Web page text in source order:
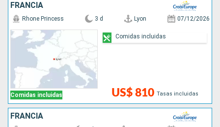
FRANCIA
Comidas incluidas
Rhone Princess 3 d Lyon 07/12/2026
US$ 810 Tasas incluidas
Comidas incluidas
FRANCIA